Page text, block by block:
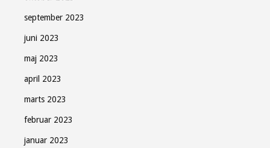
september 2023
juni 2023
maj 2023
april 2023
marts 2023
februar 2023
januar 2023